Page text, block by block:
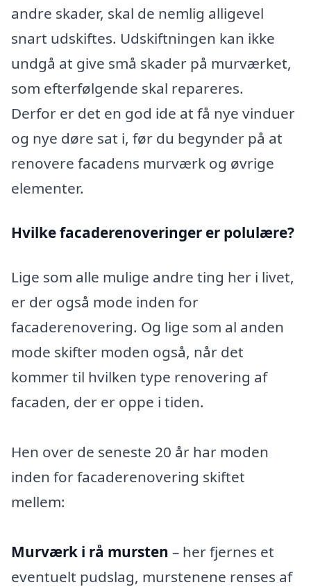
andre skader, skal de nemlig alligevel
snart udskiftes. Udskiftningen kan ikke
undgå at give små skader på murværket,
som efterfølgende skal repareres.
Derfor er det en god ide at få nye vinduer
og nye døre sat i, før du begynder på at
renovere facadens murværk og øvrige
elementer.
Hvilke facaderenoveringer er polulære?
Lige som alle mulige andre ting her i livet,
er der også mode inden for
facaderenovering. Og lige som al anden
mode skifter moden også, når det
kommer til hvilken type renovering af
facaden, der er oppe i tiden.
Hen over de seneste 20 år har moden
inden for facaderenovering skiftet
mellem:
Murværk i rå mursten – her fjernes et
eventuelt pudslag, murstenene renses af